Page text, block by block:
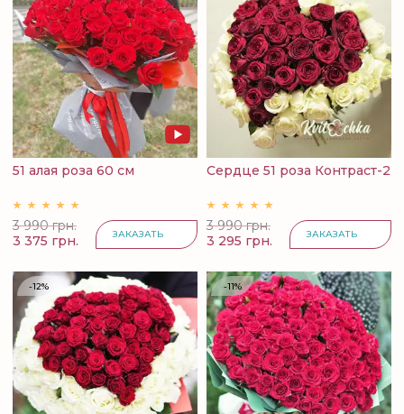
51 алая роза 60 см
3 990 грн.
3 375 грн.
ЗАКАЗАТЬ
Сердце 51 роза Контраст-2
3 990 грн.
3 295 грн.
ЗАКАЗАТЬ
-12% -11%